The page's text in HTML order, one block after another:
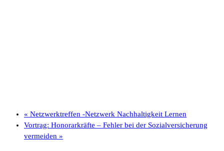
« Netzwerktreffen -Netzwerk Nachhaltigkeit Lernen
Vortrag: Honorarkräfte – Fehler bei der Sozialversicherung
vermeiden »